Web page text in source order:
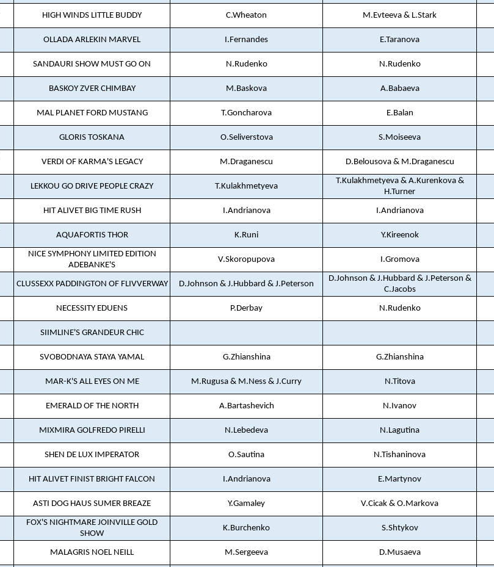
HIGH WINDS LITTLE BUDDY C.Wheaton M.Evteeva & L.Stark
OLLADA ARLEKIN MARVEL I.Fernandes E.Taranova
SANDAURI SHOW MUST GO ON N.Rudenko N.Rudenko
BASKOY ZVER CHIMBAY M.Baskova A.Babaeva
MAL PLANET FORD MUSTANG T.Goncharova E.Balan
GLORIS TOSKANA O.Seliverstova S.Moiseeva
VERDI OF KARMA'S LEGACY M.Draganescu D.Belousova & M.Draganescu
LEKKOU GO DRIVE PEOPLE CRAZY T.Kulakhmetyeva
T.Kulakhmetyeva & A.Kurenkova &
H.Turner
HIT ALIVET BIG TIME RUSH I.Andrianova I.Andrianova
AQUAFORTIS THOR K.Runi Y.Kireenok
NICE SYMPHONY LIMITED EDITION
ADEBANKE'S
V.Skoropupova I.Gromova
CLUSSEXX PADDINGTON OF FLIVVERWAY D.Johnson & J.Hubbard & J.Peterson
D.Johnson & J.Hubbard & J.Peterson &
C.Jacobs
NECESSITY EDUENS P.Derbay N.Rudenko
SIIMLINE'S GRANDEUR CHIC
SVOBODNAYA STAYA YAMAL G.Zhianshina G.Zhianshina
MAR-K'S ALL EYES ON ME M.Rugusa & M.Ness & J.Curry N.Titova
EMERALD OF THE NORTH A.Bartashevich N.Ivanov
MIXMIRA GOLFREDO PIRELLI N.Lebedeva N.Lagutina
SHEN DE LUX IMPERATOR O.Sautina N.Tishaninova
HIT ALIVET FINIST BRIGHT FALCON I.Andrianova E.Martynov
ASTI DOG HAUS SUMER BREAZE Y.Gamaley V.Cicak & O.Markova
FOX'S NIGHTMARE JOINVILLE GOLD
SHOW
K.Burchenko S.Shtykov
MALAGRIS NOEL NEILL M.Sergeeva D.Musaeva